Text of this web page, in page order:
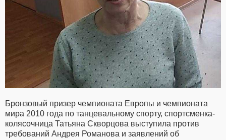
Бронзовый призер чемпионата Европы и чемпионата
мира 2010 года по танцевальному спорту, спортсменка-
колясочница Татьяна Скворцова выступила против
требований Андрея Романова и заявлений об